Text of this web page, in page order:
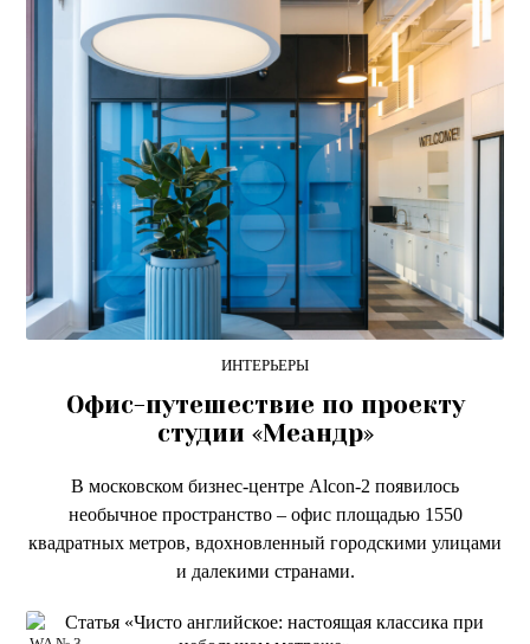
ИНТЕРЬЕРЫ
Офис-путешествие по проекту
студии «Меандр»
В московском бизнес-центре Alcon-2 появилось
необычное пространство – офис площадью 1550
квадратных метров, вдохновленный городскими улицами
и далекими странами.